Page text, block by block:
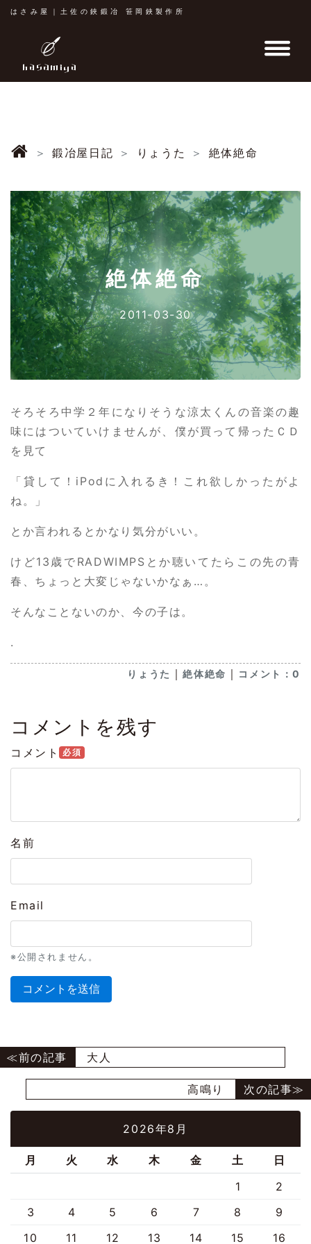
はさみ屋｜土佐の鋏鍛冶 笹岡鋏製作所
鍛冶屋日記 りょうた 絶体絶命
絶体絶命
2011-03-30
そろそろ中学２年になりそうな涼太くんの音楽の趣
味にはついていけませんが、僕が買って帰ったＣＤ
を見て
「貸して！iPodに入れるき！これ欲しかったがよ
ね。」
とか言われるとかなり気分がいい。
けど13歳でRADWIMPSとか聴いてたらこの先の青
春、ちょっと大変じゃないかなぁ…。
そんなことないのか、今の子は。
.
りょうた ｜絶体絶命 ｜ コメント：0
コメントを残す
コメント 必須
名前
Email
※公開されません。
大人
高鳴り
2026年8月
月 火 水 木 金 土
日
1
2
3
4 5 6 7 8
9
10
11 12 13 14 15 16